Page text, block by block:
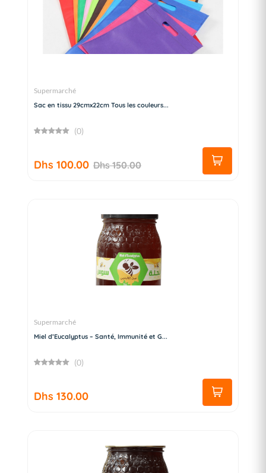
Supermarché
Sac en tissu 29cmx22cm Tous les couleurs...
(0)
Dhs 100.00 Dhs 150.00
Supermarché
Miel d’Eucalyptus – Santé, Immunité et G...
(0)
Dhs 130.00